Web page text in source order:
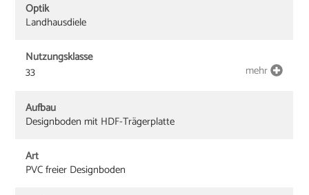
Optik
Landhausdiele
Nutzungsklasse
33
mehr
Aufbau
Designboden mit HDF-Trägerplatte
Art
PVC freier Designboden